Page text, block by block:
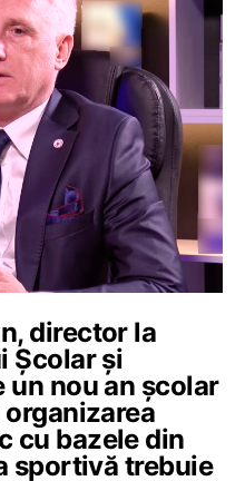
director la
Școlar și
un nou an școlar
cu bazele din
sportivă trebuie